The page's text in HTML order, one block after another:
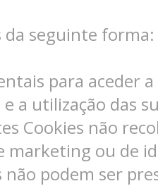
da seguinte forma:
para aceder
a utilização das
Cookies não
marketing ou de
não podem ser